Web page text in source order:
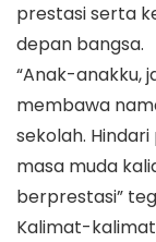
prestasi serta
depan bangsa.
“Anak-anakku,
membawa
sekolah.
masa muda
berprestasi”
Kalimat-